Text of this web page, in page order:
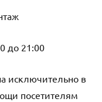
до 21:00
исключительно в
посетителям